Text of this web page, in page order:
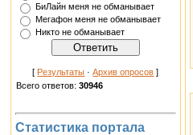
БиЛайн меня не обманывает
Мегафон меня не обманывает
Никто не обманывает
[ Результаты ·Архив опросов ]
Всего ответов: 30946
Статистика портала